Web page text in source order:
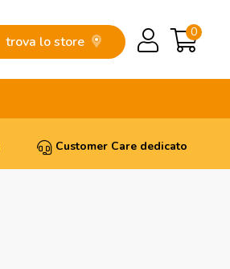
trova lo store
0
Customer Care dedicato